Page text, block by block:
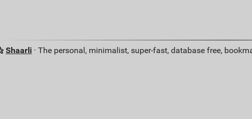
Shaarli· The personal, minimalist, super-fast, database free,